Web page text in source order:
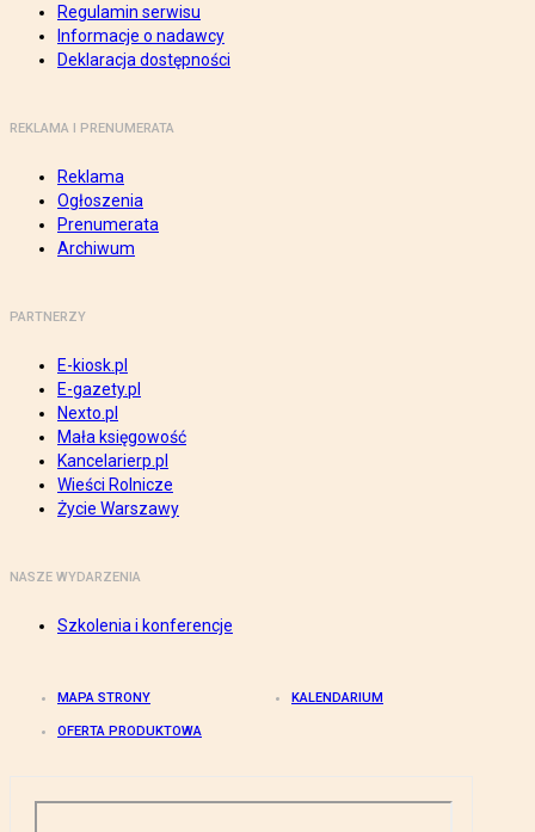
Regulamin serwisu
Informacje o nadawcy
Deklaracja dostępności
REKLAMA I PRENUMERATA
Reklama
Ogłoszenia
Prenumerata
Archiwum
PARTNERZY
E-kiosk.pl
E-gazety.pl
Nexto.pl
Mała księgowość
Kancelarierp.pl
Wieści Rolnicze
Życie Warszawy
NASZE WYDARZENIA
Szkolenia i konferencje
MAPA STRONY KALENDARIUM
OFERTA PRODUKTOWA